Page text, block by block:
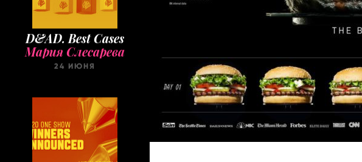
D&AD. Best Cases
Мария Слесарева
24 ИЮНЯ